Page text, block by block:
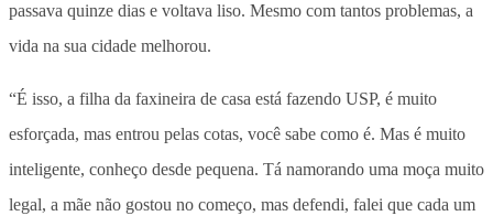
passava quinze dias e voltava liso. Mesmo com tantos problemas, a
vida na sua cidade melhorou.
“É isso, a filha da faxineira de casa está fazendo USP, é muito
esforçada, mas entrou pelas cotas, você sabe como é. Mas é muito
inteligente, conheço desde pequena. Tá namorando uma moça muito
legal, a mãe não gostou no começo, mas defendi, falei que cada um